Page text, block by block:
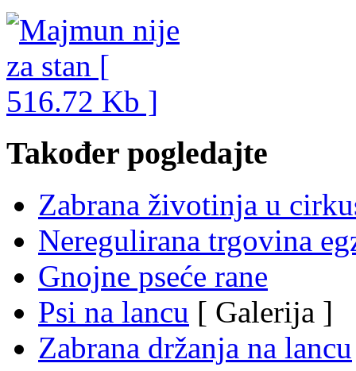
Također pogledajte
Zabrana životinja u
Neregulirana trgovina
Gnojne pseće rane
Psi na lancu [ Galerija ]
Zabrana držanja na lancu